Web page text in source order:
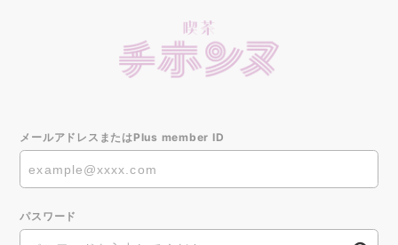
メールアドレスまたはPlus member ID
パスワード